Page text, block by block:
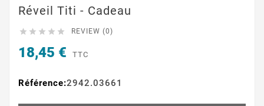
Réveil Titi - Cadeau
     REVIEW (0)
18,45 € TTC
Référence:2942.03661